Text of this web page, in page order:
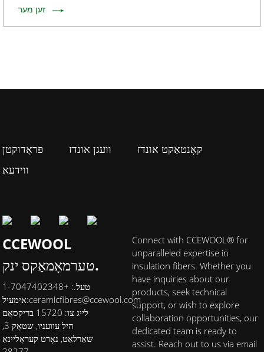
זען מער
פּראָדוקטן וועגן אונדז
קאָנטאַקט אונדז
ווידעא
CCEWOOL
טערמאָמאַקס ינק.
טעל.: +1-7047402348
אימעיל:ceramicfibres@ccewool.com
לייג צו: 15720 בריקסאַם
היל עוועניו, שטאָק 3,
שאַרלאַט, נאָרט קעראָליינאַ
Connect with CCEWOOL® for
unparalleled expertise in
insulation fibers. Whether you
have inquiries about our
products, seek technical
support, or wish to explore
collaboration opportunities, our
dedicated team is ready to
assist. Reach out to us via email